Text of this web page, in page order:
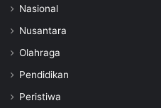
Nasional
Nusantara
Olahraga
Pendidikan
Peristiwa